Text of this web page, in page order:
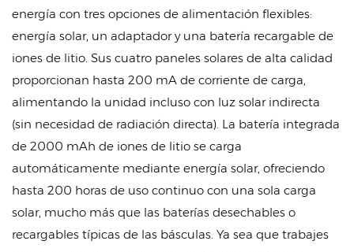
energía con tres opciones de alimentación flexibles:
energía solar, un adaptador y una batería recargable de
iones de litio. Sus cuatro paneles solares de alta calidad
proporcionan hasta 200 mA de corriente de carga,
alimentando la unidad incluso con luz solar indirecta
(sin necesidad de radiación directa). La batería integrada
de 2000 mAh de iones de litio se carga
automáticamente mediante energía solar, ofreciendo
hasta 200 horas de uso continuo con una sola carga
solar, mucho más que las baterías desechables o
recargables típicas de las básculas. Ya sea que trabajes